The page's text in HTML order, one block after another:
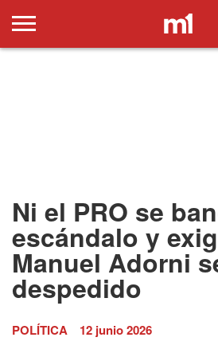
Ni el PRO se
escándalo y
Manuel Adorni
despedido
POLÍTICA 12 junio 2026